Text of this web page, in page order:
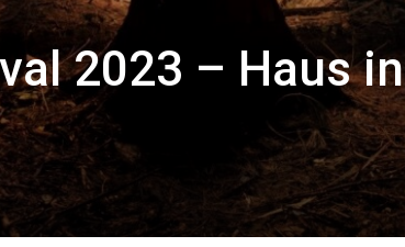
2023 – Haus in